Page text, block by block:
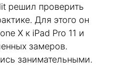
решил проверить
Для этого он
X к iPad Pro 11 и
замеров.
занимательными.